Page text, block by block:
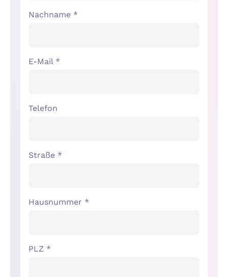
Nachname *
E-Mail *
Telefon
Straße *
Hausnummer *
PLZ *